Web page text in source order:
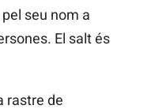
seu nom a
El salt és
rastre de